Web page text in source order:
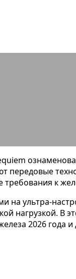
передовые
к
на ультра-
нагрузкой. В
2026 года и